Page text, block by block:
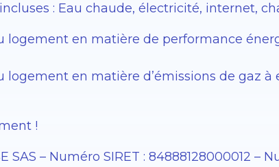
: Eau chaude, électricité, internet,
logement en matière de performance
logement en matière d’émissions de gaz à
!
SAS – ​​Numéro SIRET : 84888128000012 –